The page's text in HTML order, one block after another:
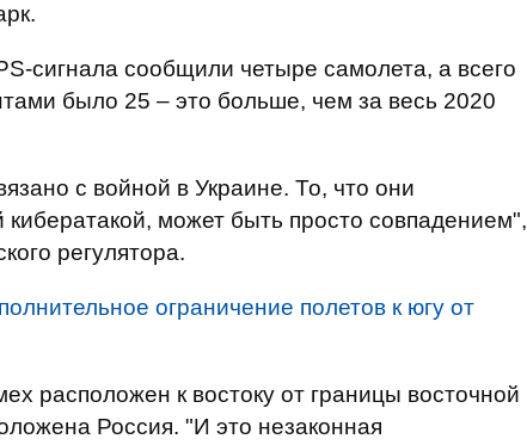
сигнала сообщили четыре самолета, а всего
было 25 – это больше, чем за весь 2020
с войной в Украине. То, что они
может быть просто совпадением",
регулятора.
ограничение полетов к югу от
расположен к востоку от границы восточной
Россия. "И это незаконная